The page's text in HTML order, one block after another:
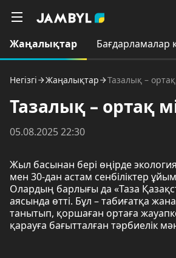
Жаңалықтар Бағдарламалар
Негізгі Жаңалықтар Тазалық –
Тазалық – ортақ
05.08.2025 22:30
Жыл басынан бері өңірде
мен 30-дан астам сенбіліктер
Олардың барлығы да «Таза
аясында өтті. Бұл – табиғатқа
танытып, қоршаған ортаға
қарауға бағытталған тәрбиелік